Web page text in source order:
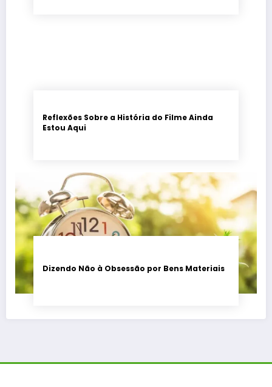
Reflexões Sobre a História do Filme Ainda
Estou Aqui
Dizendo Não à Obsessão por Bens Materiais